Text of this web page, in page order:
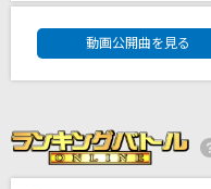
コーヒーが飲めません
れるりり feat.初音ミク、鏡音リ
DAM★ともボ
動画公開曲を見る